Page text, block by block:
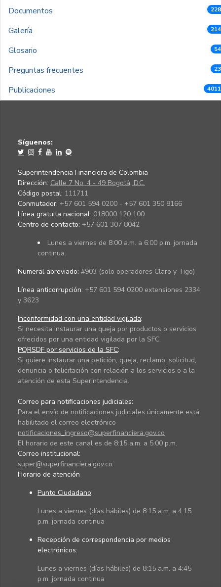
Documentos
Galería
Glosario
Preguntas frecuentes
Publicaciones
Síguenos:
Superintendencia Financiera de Colombia
Dirección: Calle 7 No. 4 - 49 Bogotá, D.C.
Código postal: 111711
Conmutador: +57 601 594 0200 - +57 601 350 8166
Línea gratuita nacional: 018000 120 100
Centro de contacto: +57 601 307 8042
Lunes a viernes de 8:00 a.m. a 6:00 p.m. jornada
continua.
Numeral abreviado: #903 (solo operadores Claro y Tigo)
Línea anticorrupción: +57 601 594 0200 extensiones 2334
y 3623
Inconformidad con una entidad vigilada:
Si necesita instaurar una queja por productos o servicios
ofrecidos por una entidad vigilada por la SFC.
PQRSDF por servicios de la SFC:
Si quiere instaurar una petición, queja, reclamo, solicitud,
denuncia o felicitación con relación a los servicios o a la
atención de esta Superintendencia.
Correo para notificaciones judiciales:
Para el envío de notificaciones judiciales únicamente está
habilitado el correo electrónico
notificaciones_ingreso@superfinanciera.gov.co
El horario de este canal es de 8:15 a.m. a 5:00 p.m.
Correo institucional:
super@superfinanciera.gov.co
Horario de atención
Punto Ciudadano:
Lunes a viernes (días hábiles) de 8:15 a.m. a 4:15
p.m. jornada continua
Recepción de correspondencia por medios
electrónicos:
Lunes a viernes (días hábiles) de 8:15 a.m. a 4:45
p.m. jornada continua